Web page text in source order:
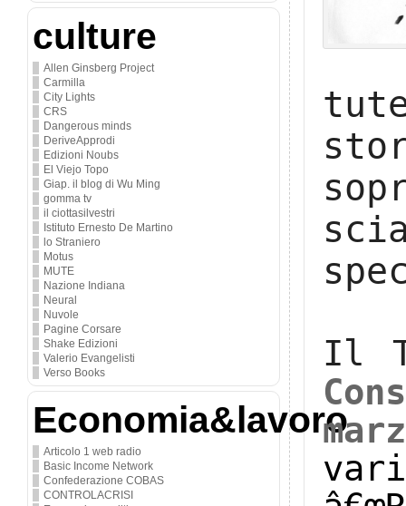
culture
Allen Ginsberg Project
Carmilla
City Lights
CRS
Dangerous minds
DeriveApprodi
Edizioni Noubs
El Viejo Topo
Giap. il blog di Wu Ming
gomma tv
il ciottasilvestri
Istituto Ernesto De Martino
lo Straniero
Motus
MUTE
Nazione Indiana
Neural
Nuvole
Pagine Corsare
Shake Edizioni
Valerio Evangelisti
Verso Books
Economia&lavoro
Articolo 1 web radio
Basic Income Network
Confederazione COBAS
CONTROLACRISI
Il